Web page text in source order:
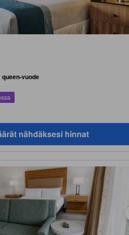
queen-vuode
nähdäksesi hinnat